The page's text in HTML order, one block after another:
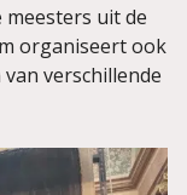
uit de
organiseert ook
verschillende